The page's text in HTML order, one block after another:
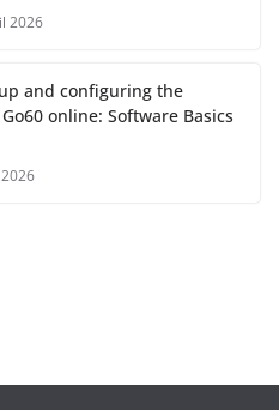
2026
and configuring the
online: Software Basics